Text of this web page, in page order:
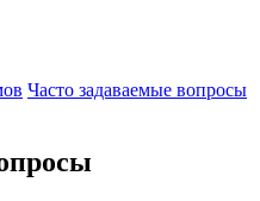
Часто задаваемые вопросы